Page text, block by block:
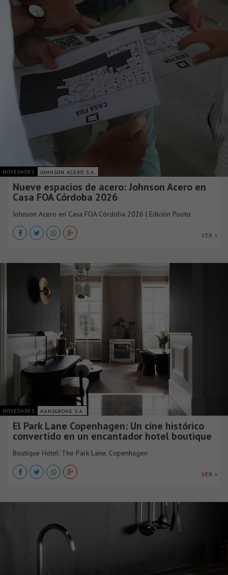
NOVEDADES JOHNSON ACERO S.A.
Nueve espacios de acero: Johnson Acero en
Casa FOA Córdoba 2026
Johnson Acero en Casa FOA Córdoba 2026 | Edición Pocito
VER +
NOVEDADES HANSGROHE S.A.
El Park Lane Copenhagen: Un cine histórico
convertido en un encantador hotel boutique
Boutique Hotel: The Park Lane, Copenhagen
VER +